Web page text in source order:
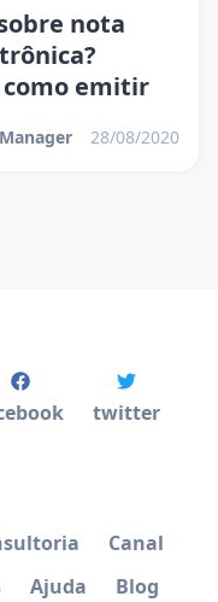
nota
emitir
28/08/2020
Ajuda
Blog
Canal
twitter